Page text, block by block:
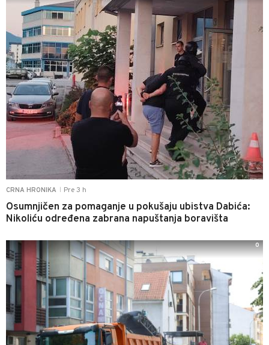
CRNA HRONIKA Pre 3 h
Osumnjičen za pomaganje u pokušaju ubistva Dabića:
Nikoliću određena zabrana napuštanja boravišta
0